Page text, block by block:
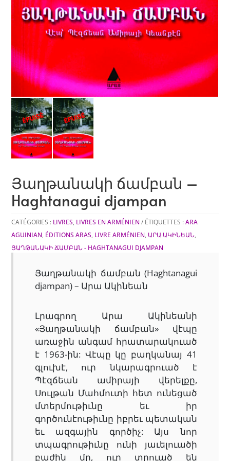
Յաղթանակի ճամբան –
Haghtanagui djampan
CATÉGORIES : LIVRES, LIVRES EN ARMÉNIEN ÉTIQUETTES :ARA
AGUINIAN, ÉDITIONS ARAS, LIVRE ARMÉNIEN, ԱՐԱ ԱԿԻՆԵԱՆ,
ՅԱՂԹԱՆԱԿԻ ՃԱՄԲԱՆ - HAGHTANAGUI DJAMPAN
Յաղթանակի ճամբան (Haghtanagui
djampan) – Արա Ակինեան
Լրագրող Արա Ակինեանի
«Յաղթանակի ճամբան» վէպը
առաջին անգամ հրատարակուած
է 1963-ին: Վէպը կը բաղկանայ 41
գլուխէ, ուր նկարագրուած է
Պէզճեան ամիրայի վերելքը,
Սուլթան Մահմուտի հետ ունեցած
մտերմութիւնը եւ իր
գործունէութիւնը իբրեւ պետական
եւ ազգային գործիչ: Այս նոր
տպագրութիւնը ունի յաւելուածի
բաժին մը, ուր տրուած են